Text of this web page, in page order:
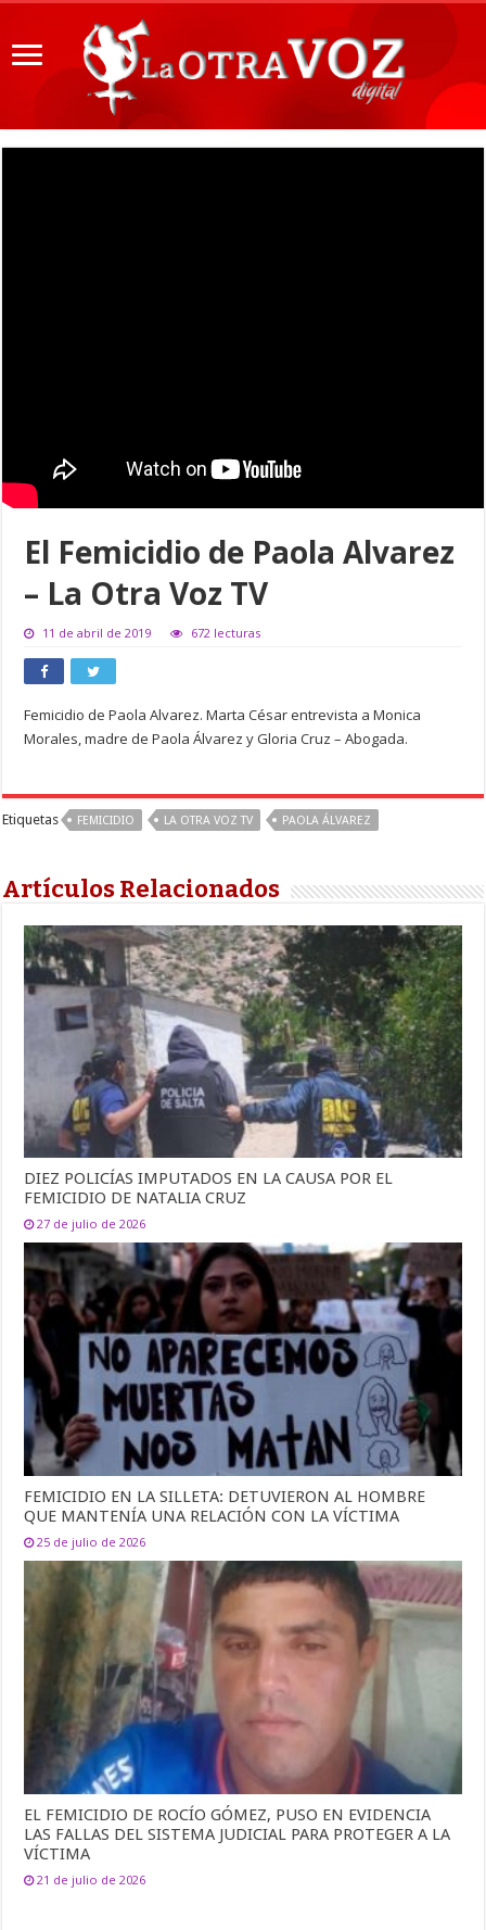
El Femicidio de Paola Alvarez
– La Otra Voz TV
11 de abril de 2019 672 lecturas
Femicidio de Paola Alvarez. Marta César entrevista a Monica
Morales, madre de Paola Álvarez y Gloria Cruz – Abogada.
Etiquetas FEMICIDIO LA OTRA VOZ TV PAOLA ÁLVAREZ
Artículos Relacionados
DIEZ POLICÍAS IMPUTADOS EN LA CAUSA POR EL
FEMICIDIO DE NATALIA CRUZ
27 de julio de 2026
FEMICIDIO EN LA SILLETA: DETUVIERON AL HOMBRE
QUE MANTENÍA UNA RELACIÓN CON LA VÍCTIMA
25 de julio de 2026
EL FEMICIDIO DE ROCÍO GÓMEZ, PUSO EN EVIDENCIA
LAS FALLAS DEL SISTEMA JUDICIAL PARA PROTEGER A LA
VÍCTIMA
21 de julio de 2026